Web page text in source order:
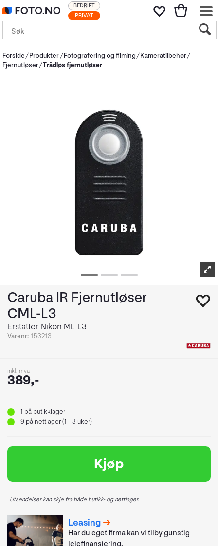
PRIVAT
BEDRIFT
Forside Produkter Fotografering og filming
Kameratilbehør
Fjernutløser Trådløs fjernutløser
Caruba IR Fjernutløser
CML-L3
Erstatter Nikon ML-L3
Varenr: 153213
inkl. mva
389,-
1 på butikklager
9 på nettlager (1 - 3 uker)
Kjøp
Utsendelser kan skje fra både butikk- og nettlager.
Leasing
Har du eget firma kan vi tilby gunstig
leiefinansiering.